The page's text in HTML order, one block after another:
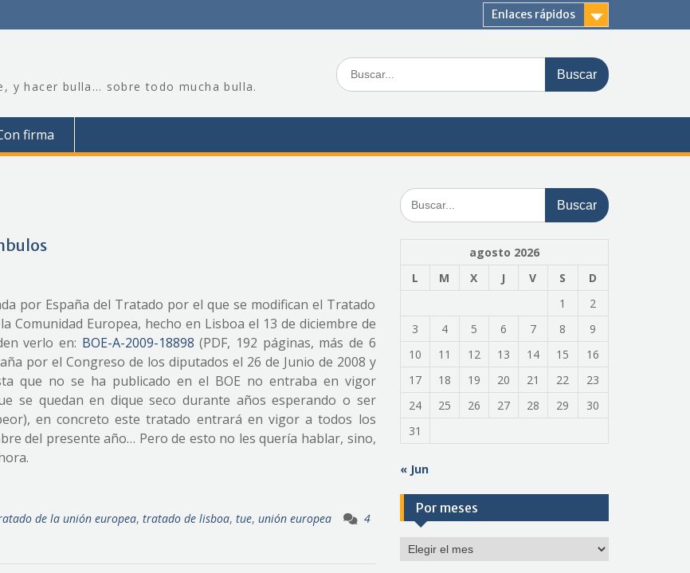
Enlaces rápidos
y hacer bulla… sobre todo mucha bulla.
Buscar:
firma
por España del Tratado por el que se modifican el Tratado
Comunidad Europea, hecho en Lisboa el 13 de diciembre de
verlo en: BOE-A-2009-18898 (PDF, 192 páginas, más de 6
por el Congreso de los diputados el 26 de Junio de 2008 y
que no se ha publicado en el BOE no entraba en vigor
se quedan en dique seco durante años esperando o ser
en concreto este tratado entrará en vigor a todos los
del presente año… Pero de esto no les quería hablar, sino,
de la unión europea, tratado de lisboa, tue, unión europea
4
Buscar:
agosto 2026
L
M X J V S
D
1
2
3
4 5 6 7 8
9
10
11 12 13 14 15
16
17
18 19 20 21 22
23
24
25 26 27 28 29
30
31
« Jun
Por meses
Por